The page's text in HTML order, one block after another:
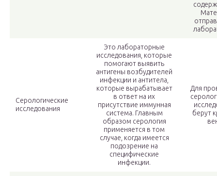
Серологические
исследования
Это лабораторные
исследования, которые
помогают выявить
антигены возбудителей
инфекции и антитела,
которые вырабатывает
в ответ на их
присутствие иммунная
система. Главным
образом серология
применяется в том
случае, когда имеется
подозрение на
специфические
инфекции.
Для
берут